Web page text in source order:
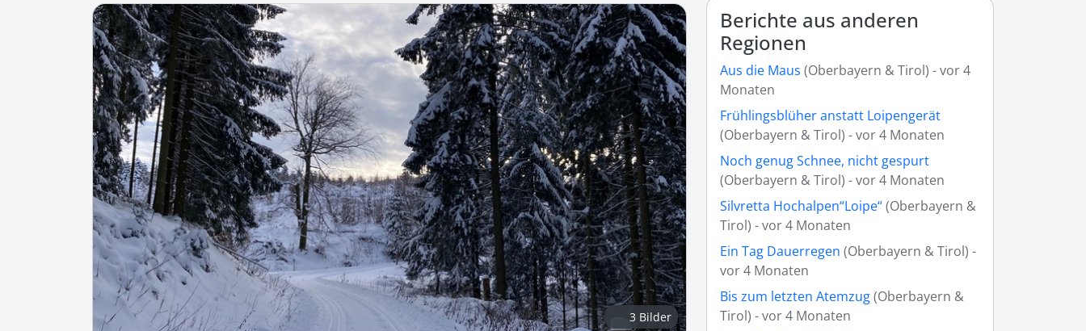
3 Bilder
Berichte aus anderen
Regionen
Aus die Maus (Oberbayern & Tirol) - vor 4
Monaten
Frühlingsblüher anstatt Loipengerät
(Oberbayern & Tirol) - vor 4 Monaten
Noch genug Schnee, nicht gespurt
(Oberbayern & Tirol) - vor 4 Monaten
Silvretta Hochalpen“Loipe“(Oberbayern &
Tirol) - vor 4 Monaten
Ein Tag Dauerregen (Oberbayern & Tirol) -
vor 4 Monaten
Bis zum letzten Atemzug(Oberbayern &
Tirol) - vor 4 Monaten